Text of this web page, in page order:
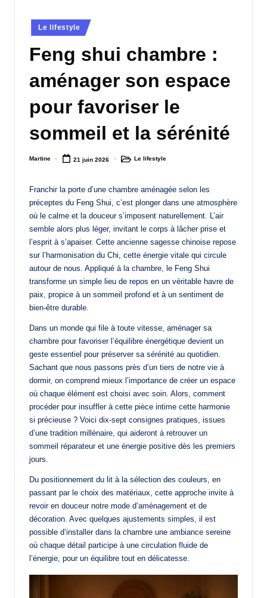
Posted
in
Le lifestyle
Feng shui chambre :
aménager son espace
pour favoriser le
sommeil et la sérénité
Posted
Martine 21 juin 2026
PostedLe lifestyle
Franchir la porte d’une chambre aménagée selon les
préceptes du Feng Shui, c’est plonger dans une atmosphère
où le calme et la douceur s’imposent naturellement. L’air
semble alors plus léger, invitant le corps à lâcher prise et
l’esprit à s’apaiser. Cette ancienne sagesse chinoise repose
sur l’harmonisation du Chi, cette énergie vitale qui circule
autour de nous. Appliqué à la chambre, le Feng Shui
transforme un simple lieu de repos en un véritable havre de
paix, propice à un sommeil profond et à un sentiment de
bien-être durable.
Dans un monde qui file à toute vitesse, aménager sa
chambre pour favoriser l’équilibre énergétique devient un
geste essentiel pour préserver sa sérénité au quotidien.
Sachant que nous passons près d’un tiers de notre vie à
dormir, on comprend mieux l’importance de créer un espace
où chaque élément est choisi avec soin. Alors, comment
procéder pour insuffler à cette pièce intime cette harmonie
si précieuse ? Voici dix-sept consignes pratiques, issues
d’une tradition millénaire, qui aideront à retrouver un
sommeil réparateur et une énergie positive dès les premiers
jours.
Du positionnement du lit à la sélection des couleurs, en
passant par le choix des matériaux, cette approche invite à
revoir en douceur notre mode d’aménagement et de
décoration. Avec quelques ajustements simples, il est
possible d’installer dans la chambre une ambiance sereine
où chaque détail participe à une circulation fluide de
l’énergie, pour un équilibre tout en délicatesse.